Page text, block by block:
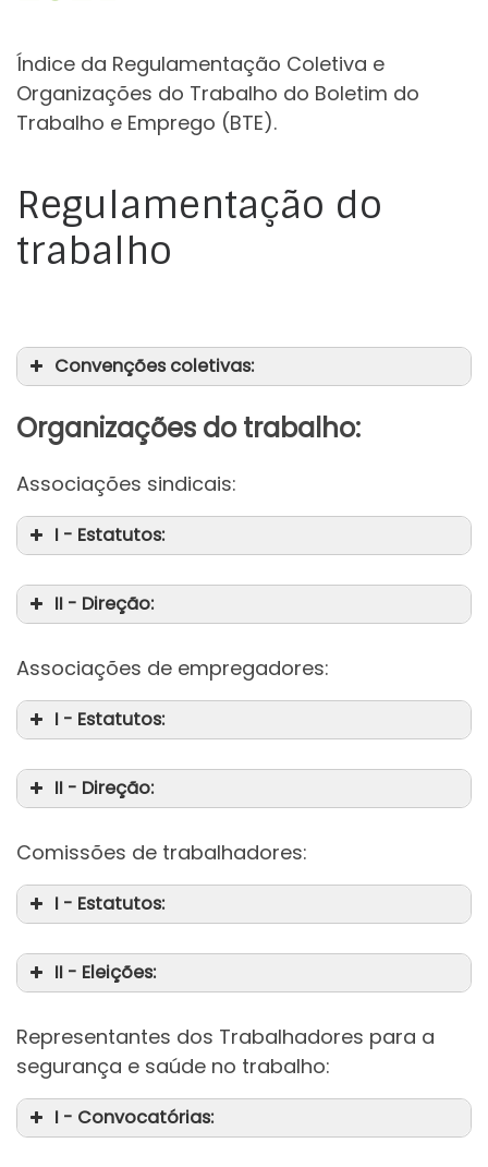
Índice da Regulamentação Coletiva e
Organizações do Trabalho do Boletim do
Trabalho e Emprego (BTE).
Regulamentação do
trabalho
Convenções coletivas:
Organizações do trabalho:
Associações sindicais:
I - Estatutos:
II - Direção:
Associações de empregadores:
I - Estatutos:
II - Direção:
Comissões de trabalhadores:
I - Estatutos:
II - Eleições:
Representantes dos Trabalhadores para a
segurança e saúde no trabalho:
I - Convocatórias: